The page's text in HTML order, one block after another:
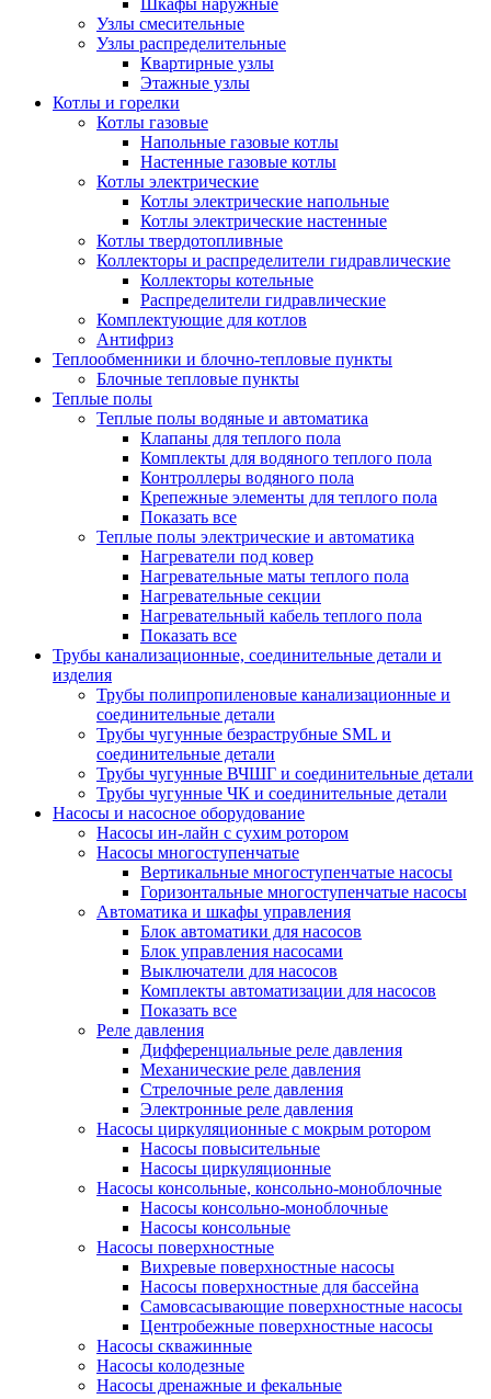
Шкафы наружные
Узлы смесительные
Узлы распределительные
Квартирные узлы
Этажные узлы
Котлы и горелки
Котлы газовые
Напольные газовые котлы
Настенные газовые котлы
Котлы электрические
Котлы электрические напольные
Котлы электрические настенные
Котлы твердотопливные
Коллекторы и распределители гидравлические
Коллекторы котельные
Распределители гидравлические
Комплектующие для котлов
Антифриз
Теплообменники и блочно-тепловые пункты
Блочные тепловые пункты
Теплые полы
Теплые полы водяные и автоматика
Клапаны для теплого пола
Комплекты для водяного теплого пола
Контроллеры водяного пола
Крепежные элементы для теплого пола
Показать все
Теплые полы электрические и автоматика
Нагреватели под ковер
Нагревательные маты теплого пола
Нагревательные секции
Нагревательный кабель теплого пола
Показать все
Трубы канализационные, соединительные детали и
изделия
Трубы полипропиленовые канализационные и
соединительные детали
Трубы чугунные безраструбные SML и
соединительные детали
Трубы чугунные ВЧШГ и соединительные детали
Трубы чугунные ЧК и соединительные детали
Насосы и насосное оборудование
Насосы ин-лайн с сухим ротором
Насосы многоступенчатые
Вертикальные многоступенчатые насосы
Горизонтальные многоступенчатые насосы
Автоматика и шкафы управления
Блок автоматики для насосов
Блок управления насосами
Выключатели для насосов
Комплекты автоматизации для насосов
Показать все
Реле давления
Дифференциальные реле давления
Механические реле давления
Стрелочные реле давления
Электронные реле давления
Насосы циркуляционные с мокрым ротором
Насосы повысительные
Насосы циркуляционные
Насосы консольные, консольно-моноблочные
Насосы консольно-моноблочные
Насосы консольные
Насосы поверхностные
Вихревые поверхностные насосы
Насосы поверхностные для бассейна
Самовсасывающие поверхностные насосы
Центробежные поверхностные насосы
Насосы скважинные
Насосы колодезные
Насосы дренажные и фекальные